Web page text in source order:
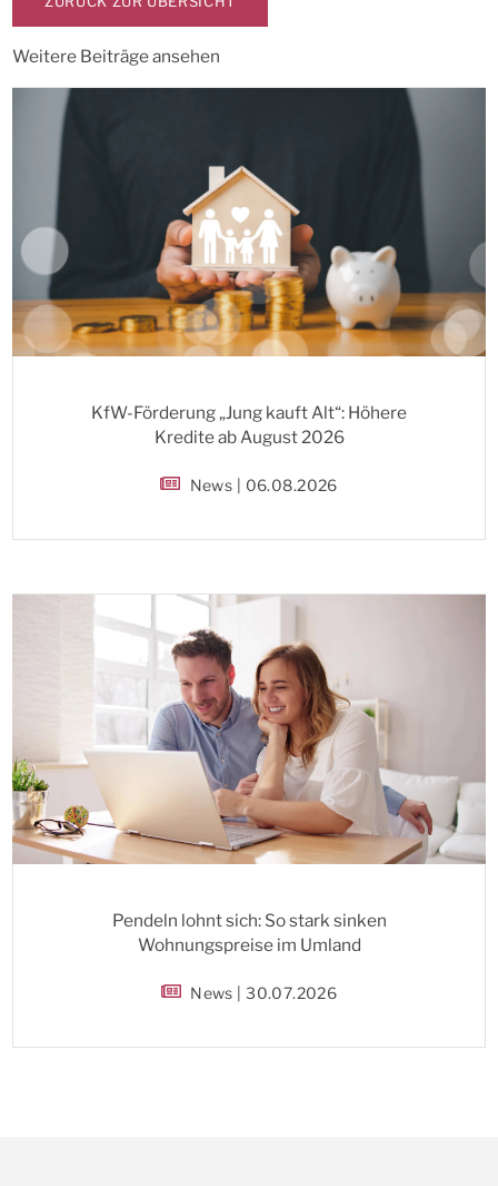
Weitere Beiträge ansehen
KfW-Förderung „Jung kauft Alt“: Höhere
Kredite ab August 2026
News | 06.08.2026
Pendeln lohnt sich: So stark sinken
Wohnungspreise im Umland
News | 30.07.2026